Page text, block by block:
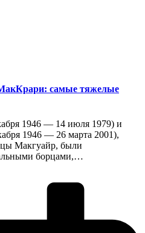
самые тяжелые
1946 — 14 июля 1979) и
1946 — 26 марта 2001),
Макгуайр, были
борцами,…